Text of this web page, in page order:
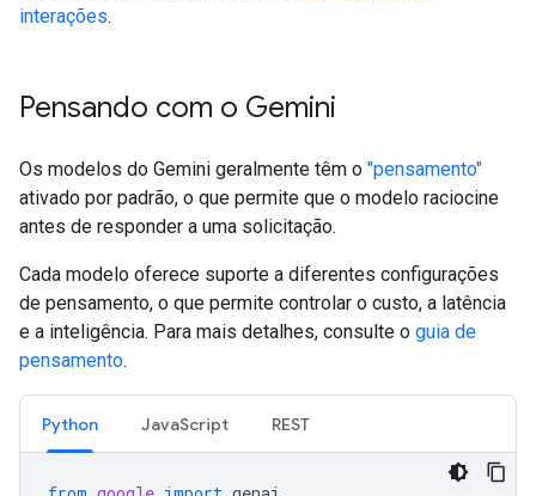
interações.
Pensando com o Gemini
Os modelos do Gemini geralmente têm o "pensamento"
ativado por padrão, o que permite que o modelo raciocine
antes de responder a uma solicitação.
Cada modelo oferece suporte a diferentes configurações
de pensamento, o que permite controlar o custo, a latência
e a inteligência. Para mais detalhes, consulte o guia de
pensamento.
Python JavaScript REST